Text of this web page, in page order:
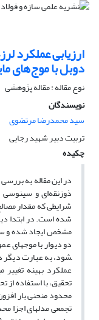
ارزیابی عملکرد
دوبل با موج‌های
نوع مقاله : مقاله پژوهشی
نویسندگان
سید محمدرضا مرتضوی
تربیت دبیر شهید رجایی
چکیده
در این مقاله به
ذوزنقه‌­ای و سینوسی
شرایطی که مقدار
شده است. در ابتدا
مشخص ایجاد شده و
شود، به عبارت
عملکرد بهینه
تحقیق، با استفاده
محدود منحنی بار
تجمعی مدل­های اجزا